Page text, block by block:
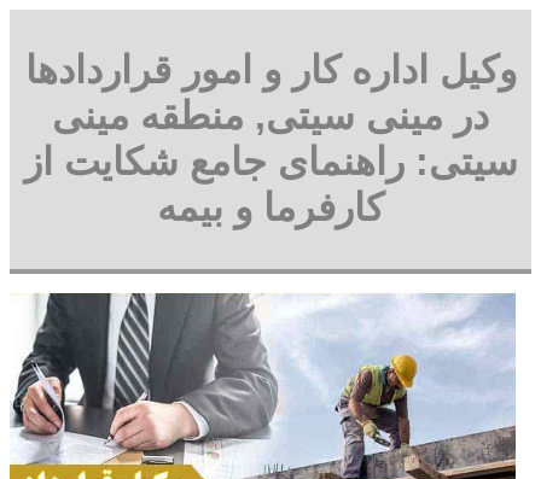
وکیل اداره کار و امور قراردادها
در مینی سیتی, منطقه مینی
سیتی: راهنمای جامع شکایت از
کارفرما و بیمه